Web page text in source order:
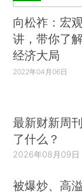
向松祚：宏
讲，带你了
经济大局
2022年04月06日
最新财新周
了什么？
2026年08月09日
被爆炒、高